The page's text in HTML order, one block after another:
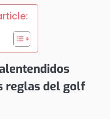
reglas del golf